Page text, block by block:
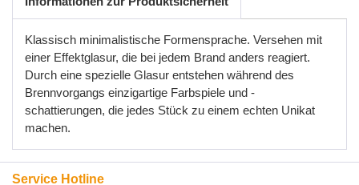
Klassisch minimalistische Formensprache. Versehen mit
einer Effektglasur, die bei jedem Brand anders reagiert.
Durch eine spezielle Glasur entstehen während des
Brennvorgangs einzigartige Farbspiele und -
schattierungen, die jedes Stück zu einem echten Unikat
machen.
Service Hotline